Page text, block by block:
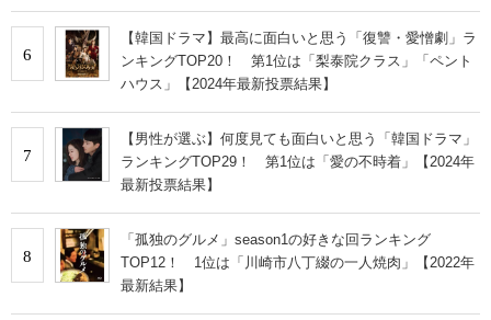
6
【韓国ドラマ】最高に面白いと思う「復讐・愛憎劇」ラ
ンキングTOP20！ 第1位は「梨泰院クラス」「ペント
ハウス」【2024年最新投票結果】
7
【男性が選ぶ】何度見ても面白いと思う「韓国ドラマ」
ランキングTOP29！ 第1位は「愛の不時着」【2024年
最新投票結果】
8
「孤独のグルメ」season1の好きな回ランキング
TOP12！ 1位は「川崎市八丁綴の一人焼肉」【2022年
最新結果】